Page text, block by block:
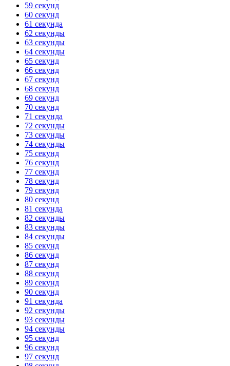
59 секунд
60 секунд
61 секунда
62 секунды
63 секунды
64 секунды
65 секунд
66 секунд
67 секунд
68 секунд
69 секунд
70 секунд
71 секунда
72 секунды
73 секунды
74 секунды
75 секунд
76 секунд
77 секунд
78 секунд
79 секунд
80 секунд
81 секунда
82 секунды
83 секунды
84 секунды
85 секунд
86 секунд
87 секунд
88 секунд
89 секунд
90 секунд
91 секунда
92 секунды
93 секунды
94 секунды
95 секунд
96 секунд
97 секунд